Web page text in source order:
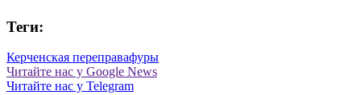
Теги:
Керченская переправафуры
Читайте нас у Google News
Читайте нас у Telegram